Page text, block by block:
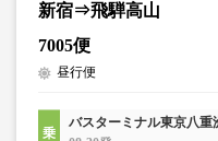
新宿⇒飛騨高山
7005便
昼行便
バスターミナル東京八重